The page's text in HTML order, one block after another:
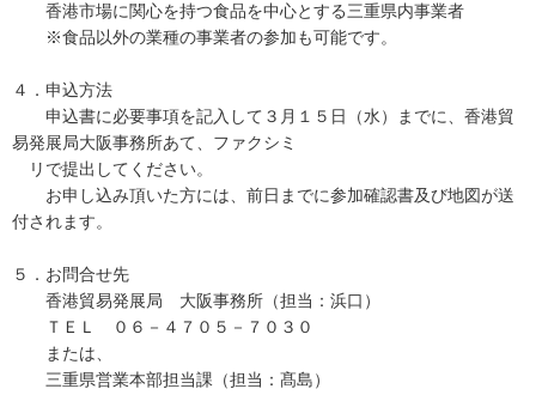
香港市場に関心を持つ食品を中心とする三重県内事業者
※食品以外の業種の事業者の参加も可能です。
４．申込方法
申込書に必要事項を記入して３月１５日（水）までに、香港貿
易発展局大阪事務所あて、ファクシミ
リで提出してください。
お申し込み頂いた方には、前日までに参加確認書及び地図が送
付されます。
５．お問合せ先
香港貿易発展局 大阪事務所（担当：浜口）
ＴＥＬ ０６－４７０５－７０３０
または、
三重県営業本部担当課（担当：髙島）